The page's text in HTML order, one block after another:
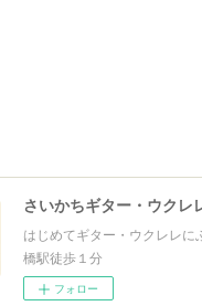
さいかちギター・ウクレ
はじめてギター・ウクレレ
橋駅徒歩１分
フォロー